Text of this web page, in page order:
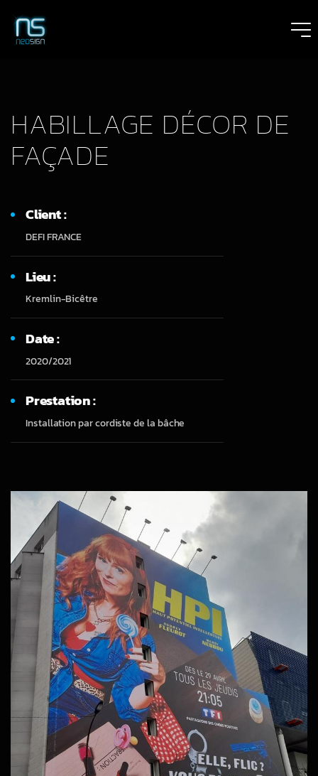
HABILLAGE DÉCOR DE
FAÇADE
Client :
DEFI FRANCE
Lieu :
Kremlin-Bicêtre
Date :
2020/2021
Prestation :
Installation par cordiste de la bâche